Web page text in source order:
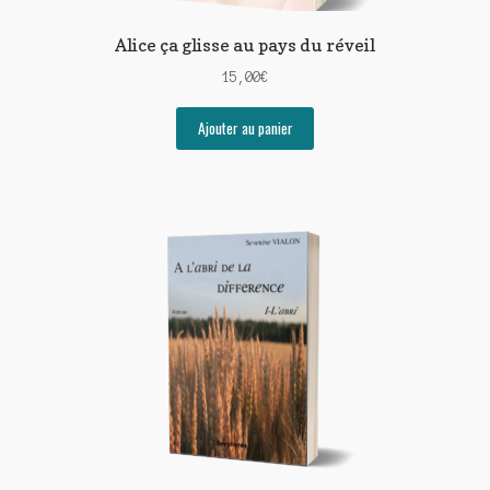
Alice ça glisse au pays du réveil
15,00€
Ajouter au panier